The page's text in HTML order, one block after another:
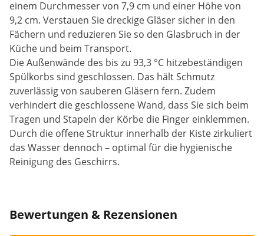
einem Durchmesser von 7,9 cm und einer Höhe von
9,2 cm. Verstauen Sie dreckige Gläser sicher in den
Fächern und reduzieren Sie so den Glasbruch in der
Küche und beim Transport.
Die Außenwände des bis zu 93,3 °C hitzebeständigen
Spülkorbs sind geschlossen. Das hält Schmutz
zuverlässig von sauberen Gläsern fern. Zudem
verhindert die geschlossene Wand, dass Sie sich beim
Tragen und Stapeln der Körbe die Finger einklemmen.
Durch die offene Struktur innerhalb der Kiste zirkuliert
das Wasser dennoch – optimal für die hygienische
Reinigung des Geschirrs.
Bewertungen & Rezensionen